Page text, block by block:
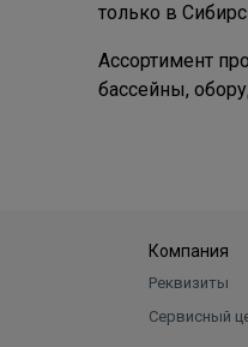
только в
Ассортимент
бассейны,
Компания
Реквизиты
Сервисный